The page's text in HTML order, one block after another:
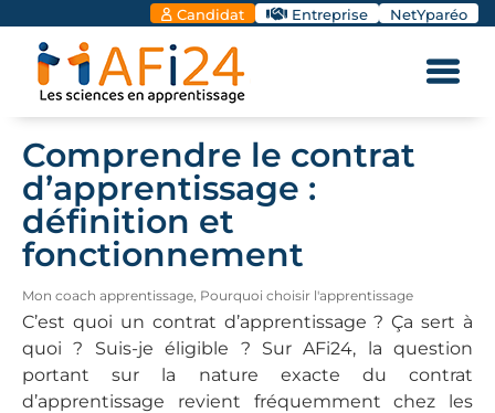
Candidat Entreprise NetYparéo
Comprendre le contrat
d’apprentissage :
définition et
fonctionnement
Mon coach apprentissage, Pourquoi choisir l'apprentissage
C’est quoi un contrat d’apprentissage ? Ça sert à
quoi ? Suis-je éligible ? Sur AFi24, la question
portant sur la nature exacte du contrat
d’apprentissage revient fréquemment chez les